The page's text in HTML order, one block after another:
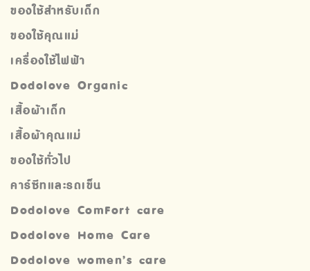
ของใช้สำหรับเด็ก
ของใช้คุณแม่
เครื่องใช้ไฟฟ้า
Dodolove Organic
เสื้อผ้าเด็ก
เสื้อผ้าคุณแม่
ของใช้ทั่วไป
คาร์ซีทและรถเข็น
Dodolove ComFort care
Dodolove Home Care
Dodolove women’s care